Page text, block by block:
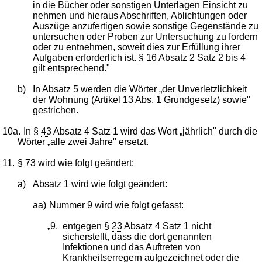
in die Bücher oder sonstigen Unterlagen Einsicht zu
nehmen und hieraus Abschriften, Ablichtungen oder
Auszüge anzufertigen sowie sonstige Gegenstände zu
untersuchen oder Proben zur Untersuchung zu fordern
oder zu entnehmen, soweit dies zur Erfüllung ihrer
Aufgaben erforderlich ist. § 16Absatz 2 Satz 2 bis 4
gilt entsprechend."
b)
In Absatz 5 werden die Wörter „der Unverletzlichkeit
der Wohnung (Artikel 13Abs. 1 Grundgesetz) sowie"
gestrichen.
10a. In §43Absatz 4 Satz 1 wird das Wort „jährlich" durch die
Wörter „alle zwei Jahre" ersetzt.
11. §73 wird wie folgt geändert:
a) Absatz 1 wird wie folgt geändert:
aa) Nummer 9 wird wie folgt gefasst:
„9. entgegen § 23Absatz 4 Satz 1 nicht
sicherstellt, dass die dort genannten
Infektionen und das Auftreten von
Krankheitserregern aufgezeichnet oder die